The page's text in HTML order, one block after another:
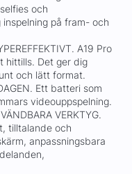
och
på fram- och
A19 Pro
hittills. Det ger dig
och lätt format.
Ett batteri som
videouppspelning.
VERKTYG.
tilltalande och
anpassningsbara